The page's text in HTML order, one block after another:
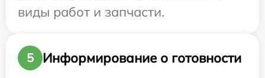
виды работ и запчасти.
5
Информирование о готовности